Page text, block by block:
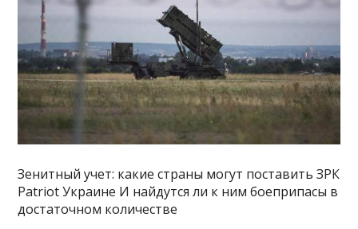
Зенитный учет: какие страны могут поставить ЗРК
Patriot Украине И найдутся ли к ним боеприпасы в
достаточном количестве